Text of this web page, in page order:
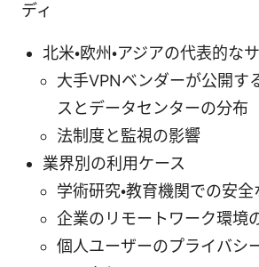
ディ
北米・欧州・アジアの代表的な
大手VPNベンダーが公開す
スとデータセンターの分布
法制度と監視の影響
業界別の利用ケース
学術研究・教育機関での安
企業のリモートワーク環境
個人ユーザーのプライバシ